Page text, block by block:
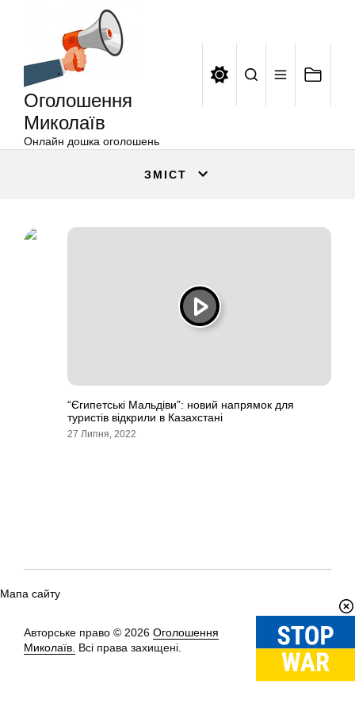
Оголошення
Миколаїв
Онлайн дошка оголошень
ЗМІСТ
“Єгипетські Мальдіви”: новий напрямок для
туристів відкрили в Казахстані
27 Липня, 2022
Мапа сайту
Авторське право © 2026 Оголошення
Миколаїв. Всі права захищені.
Вгору↑